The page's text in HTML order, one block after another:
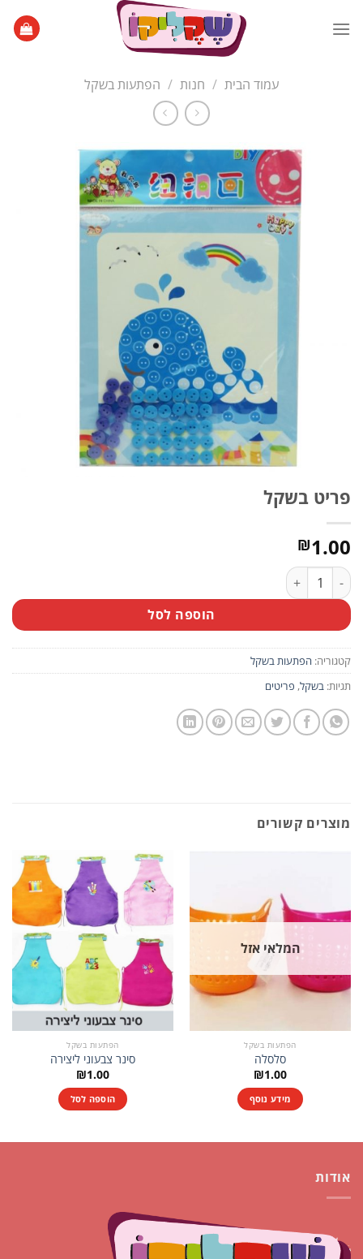
עמוד הבית / חנות / הפתעות בשקל
פריט בשקל
₪1.00
כמות של פריט בשקל
הוספה לסל
קטגוריה: הפתעות בשקל
תגיות: בשקל, פריטים
מוצרים קשורים
המלאי אזל
הפתעות בשקל
סלסלה
₪1.00
מידע נוסף
הפתעות בשקל
סינר צבעוני ליצירה
₪1.00
הוספה לסל
אודות